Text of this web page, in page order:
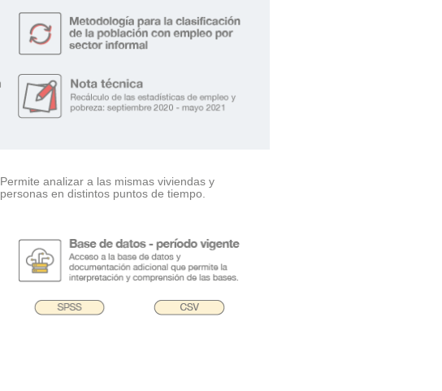
Permite analizar a las mismas viviendas y
personas en distintos puntos de tiempo.